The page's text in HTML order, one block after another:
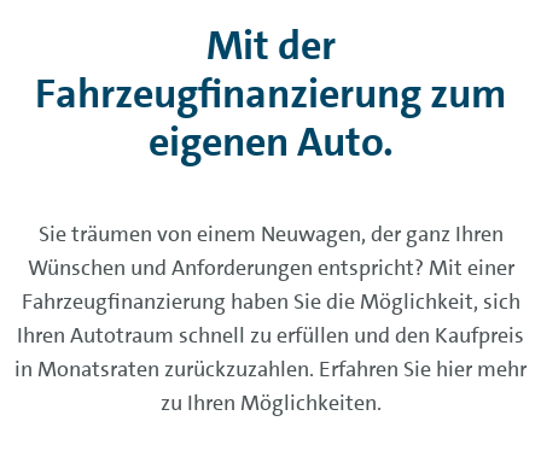
Mit der
Fahrzeugfinanzierung zum
eigenen Auto.
Sie träumen von einem Neuwagen, der ganz Ihren
Wünschen und Anforderungen entspricht? Mit einer
Fahrzeugfinanzierung haben Sie die Möglichkeit, sich
Ihren Autotraum schnell zu erfüllen und den Kaufpreis
in Monatsraten zurückzuzahlen. Erfahren Sie hier mehr
zu Ihren Möglichkeiten.